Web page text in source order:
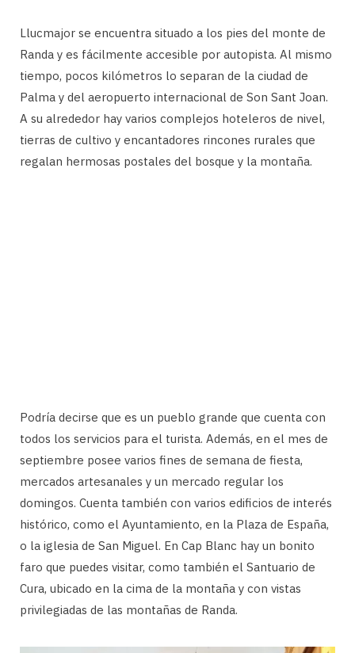
Llucmajor se encuentra situado a los pies del monte de
Randa y es fácilmente accesible por autopista. Al mismo
tiempo, pocos kilómetros lo separan de la ciudad de
Palma y del aeropuerto internacional de Son Sant Joan.
A su alrededor hay varios complejos hoteleros de nivel,
tierras de cultivo y encantadores rincones rurales que
regalan hermosas postales del bosque y la montaña.
Podría decirse que es un pueblo grande que cuenta con
todos los servicios para el turista. Además, en el mes de
septiembre posee varios fines de semana de fiesta,
mercados artesanales y un mercado regular los
domingos. Cuenta también con varios edificios de interés
histórico, como el Ayuntamiento, en la Plaza de España,
o la iglesia de San Miguel. En Cap Blanc hay un bonito
faro que puedes visitar, como también el Santuario de
Cura, ubicado en la cima de la montaña y con vistas
privilegiadas de las montañas de Randa.